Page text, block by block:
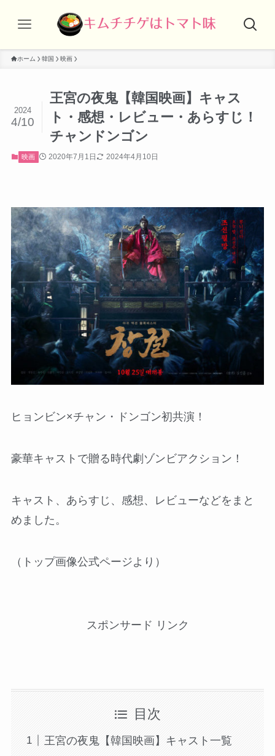
ホーム 韓国 映画
王宮の夜鬼【韓国映画】キャス
ト・感想・レビュー・あらすじ！
チャンドンゴン
2024
4/10
映画 2020年7月1日 2024年4月10日
ヒョンビン×チャン・ドンゴン初共演！
豪華キャストで贈る時代劇ゾンビアクション！
キャスト、あらすじ、感想、レビューなどをまと
めました。
（トップ画像公式ページより）
スポンサード リンク
目次
王宮の夜鬼【韓国映画】キャスト一覧